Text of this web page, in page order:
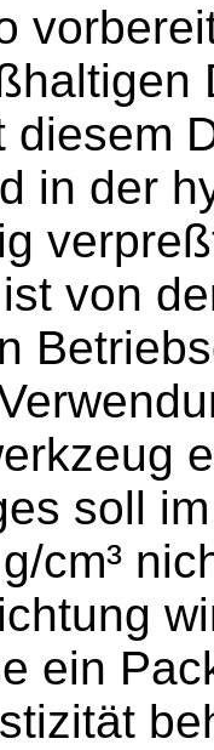
diesem
in der
von
soll
cm³
ein